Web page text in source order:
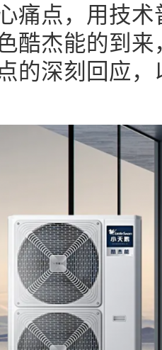
痛点，用技
酷杰能的到
的深刻回应